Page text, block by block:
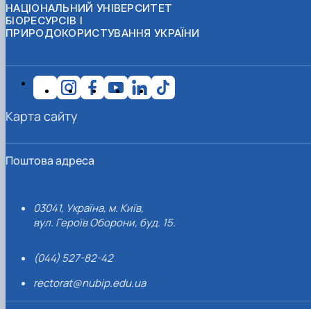
НАЦІОНАЛЬНИЙ УНІВЕРСИТЕТ
БІОРЕСУРСІВ І
ПРИРОДОКОРИСТУВАННЯ УКРАЇНИ
Поштова адреса
03041, Україна, м. Київ,
вул. Героїв Оборони, буд. 15.
(044) 527-82-42
rectorat@nubip.edu.ua
Карта сайту